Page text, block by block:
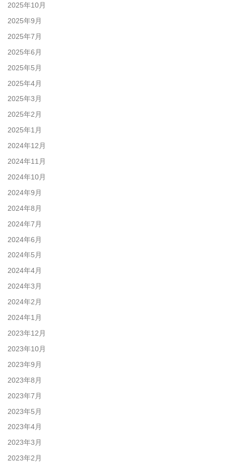
2025年10月
2025年9月
2025年7月
2025年6月
2025年5月
2025年4月
2025年3月
2025年2月
2025年1月
2024年12月
2024年11月
2024年10月
2024年9月
2024年8月
2024年7月
2024年6月
2024年5月
2024年4月
2024年3月
2024年2月
2024年1月
2023年12月
2023年10月
2023年9月
2023年8月
2023年7月
2023年5月
2023年4月
2023年3月
2023年2月